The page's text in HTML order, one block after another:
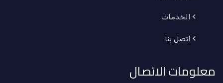
الخدمات
اتصل بنا
معلومات الاتصال